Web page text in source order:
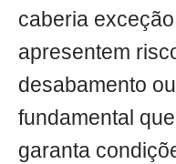
caberia
apresentem
desabamento
fundamental
garanta